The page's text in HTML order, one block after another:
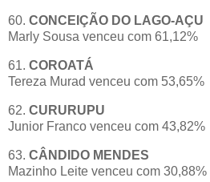
60. CONCEIÇÃO DO LAGO-AÇU
Marly Sousa venceu com 61,12%
61. COROATÁ
Tereza Murad venceu com 53,65%
62. CURURUPU
Junior Franco venceu com 43,82%
63. CÂNDIDO MENDES
Mazinho Leite venceu com 30,88%